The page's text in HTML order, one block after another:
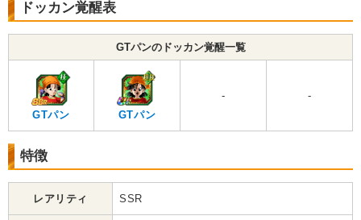
ドッカン覚醒表
GTパンのドッカン覚醒一覧
GTパン GTパン
- -
特徴
レアリティ SSR